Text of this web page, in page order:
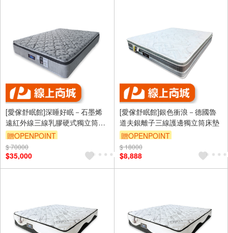
[愛傢舒眠館]深睡好眠－石墨烯
遠紅外線三線乳膠硬式獨立筒床
墊
贈OPENPOINT
$ 70000
$35,000
[愛傢舒眠館]銀色衝浪－德國魯
道夫銀離子三線護邊獨立筒床墊
贈OPENPOINT
$ 18000
$8,888